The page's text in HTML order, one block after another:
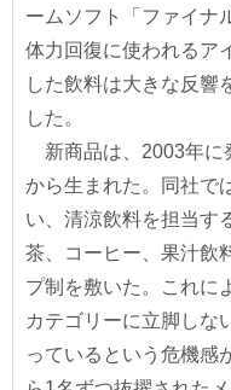
ームソフト「ファイナ
体力回復に使われるア
した飲料は大きな反響
した。
新商品は、2003年に
から生まれた。同社で
い、清涼飲料を担当す
茶、コーヒー、果汁飲
プ制を敷いた。これに
カテゴリーに立脚しな
っているという危機感